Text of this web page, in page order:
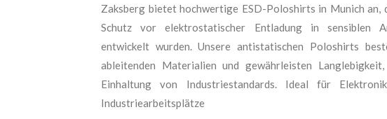
Zaksberg bietet hochwertige ESD-Poloshirts in Munich an,
Schutz vor elektrostatischer Entladung in sensiblen
entwickelt wurden. Unsere antistatischen Poloshirts
ableitenden Materialien und gewährleisten
Einhaltung von Industriestandards. Ideal für
Industriearbeitsplätze